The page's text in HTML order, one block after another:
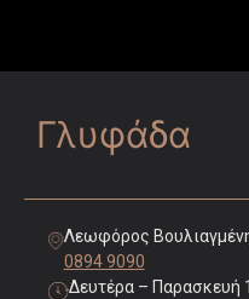
Γλυφάδα
Λεωφόρος
0894 9090
Δευτέρα – Παρασκευή